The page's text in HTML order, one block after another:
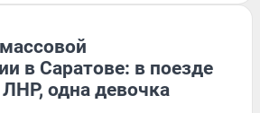
в Саратове: в поезде
одна девочка